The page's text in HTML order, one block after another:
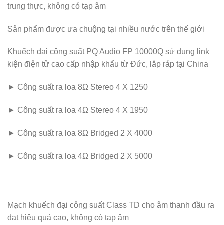
trung thực, không có tạp âm
Sản phẩm được ưa chuộng tại nhiều nước trên thế giới
Khuếch đại công suất PQ Audio FP 10000Q sử dụng link
kiện điện tử cao cấp nhập khẩu từ Đức, lắp ráp tại China
► Công suất ra loa 8Ω Stereo 4 X 1250
► Công suất ra loa 4Ω Stereo 4 X 1950
► Công suất ra loa 8Ω Bridged 2 X 4000
► Công suất ra loa 4Ω Bridged 2 X 5000
Mạch khuếch đại công suất Class TD cho âm thanh đầu ra
đạt hiệu quả cao, không có tạp âm